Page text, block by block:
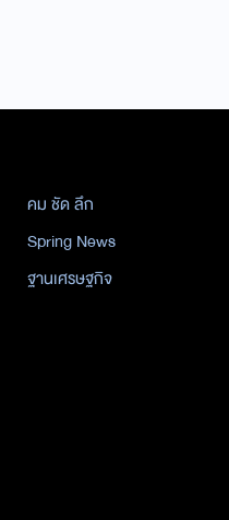
คม ชัด ลึก
Spring News
ฐานเศรษฐกิจ